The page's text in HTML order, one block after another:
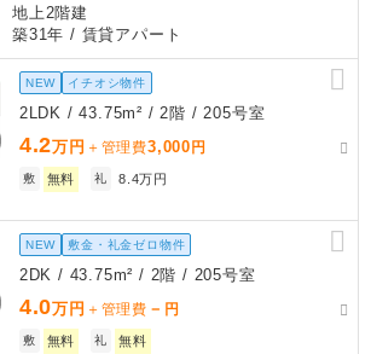
地上2階建
築31年 / 賃貸アパート
NEW イチオシ物件
2LDK / 43.75m² / 2階 / 205号室
4.2万円 ＋管理費3,000 円
敷 無料 礼 8.4万円
NEW 敷金・礼金ゼロ物件
2DK / 43.75m² / 2階 / 205号室
4.0万円 ＋管理費 － 円
敷 無料 礼 無料